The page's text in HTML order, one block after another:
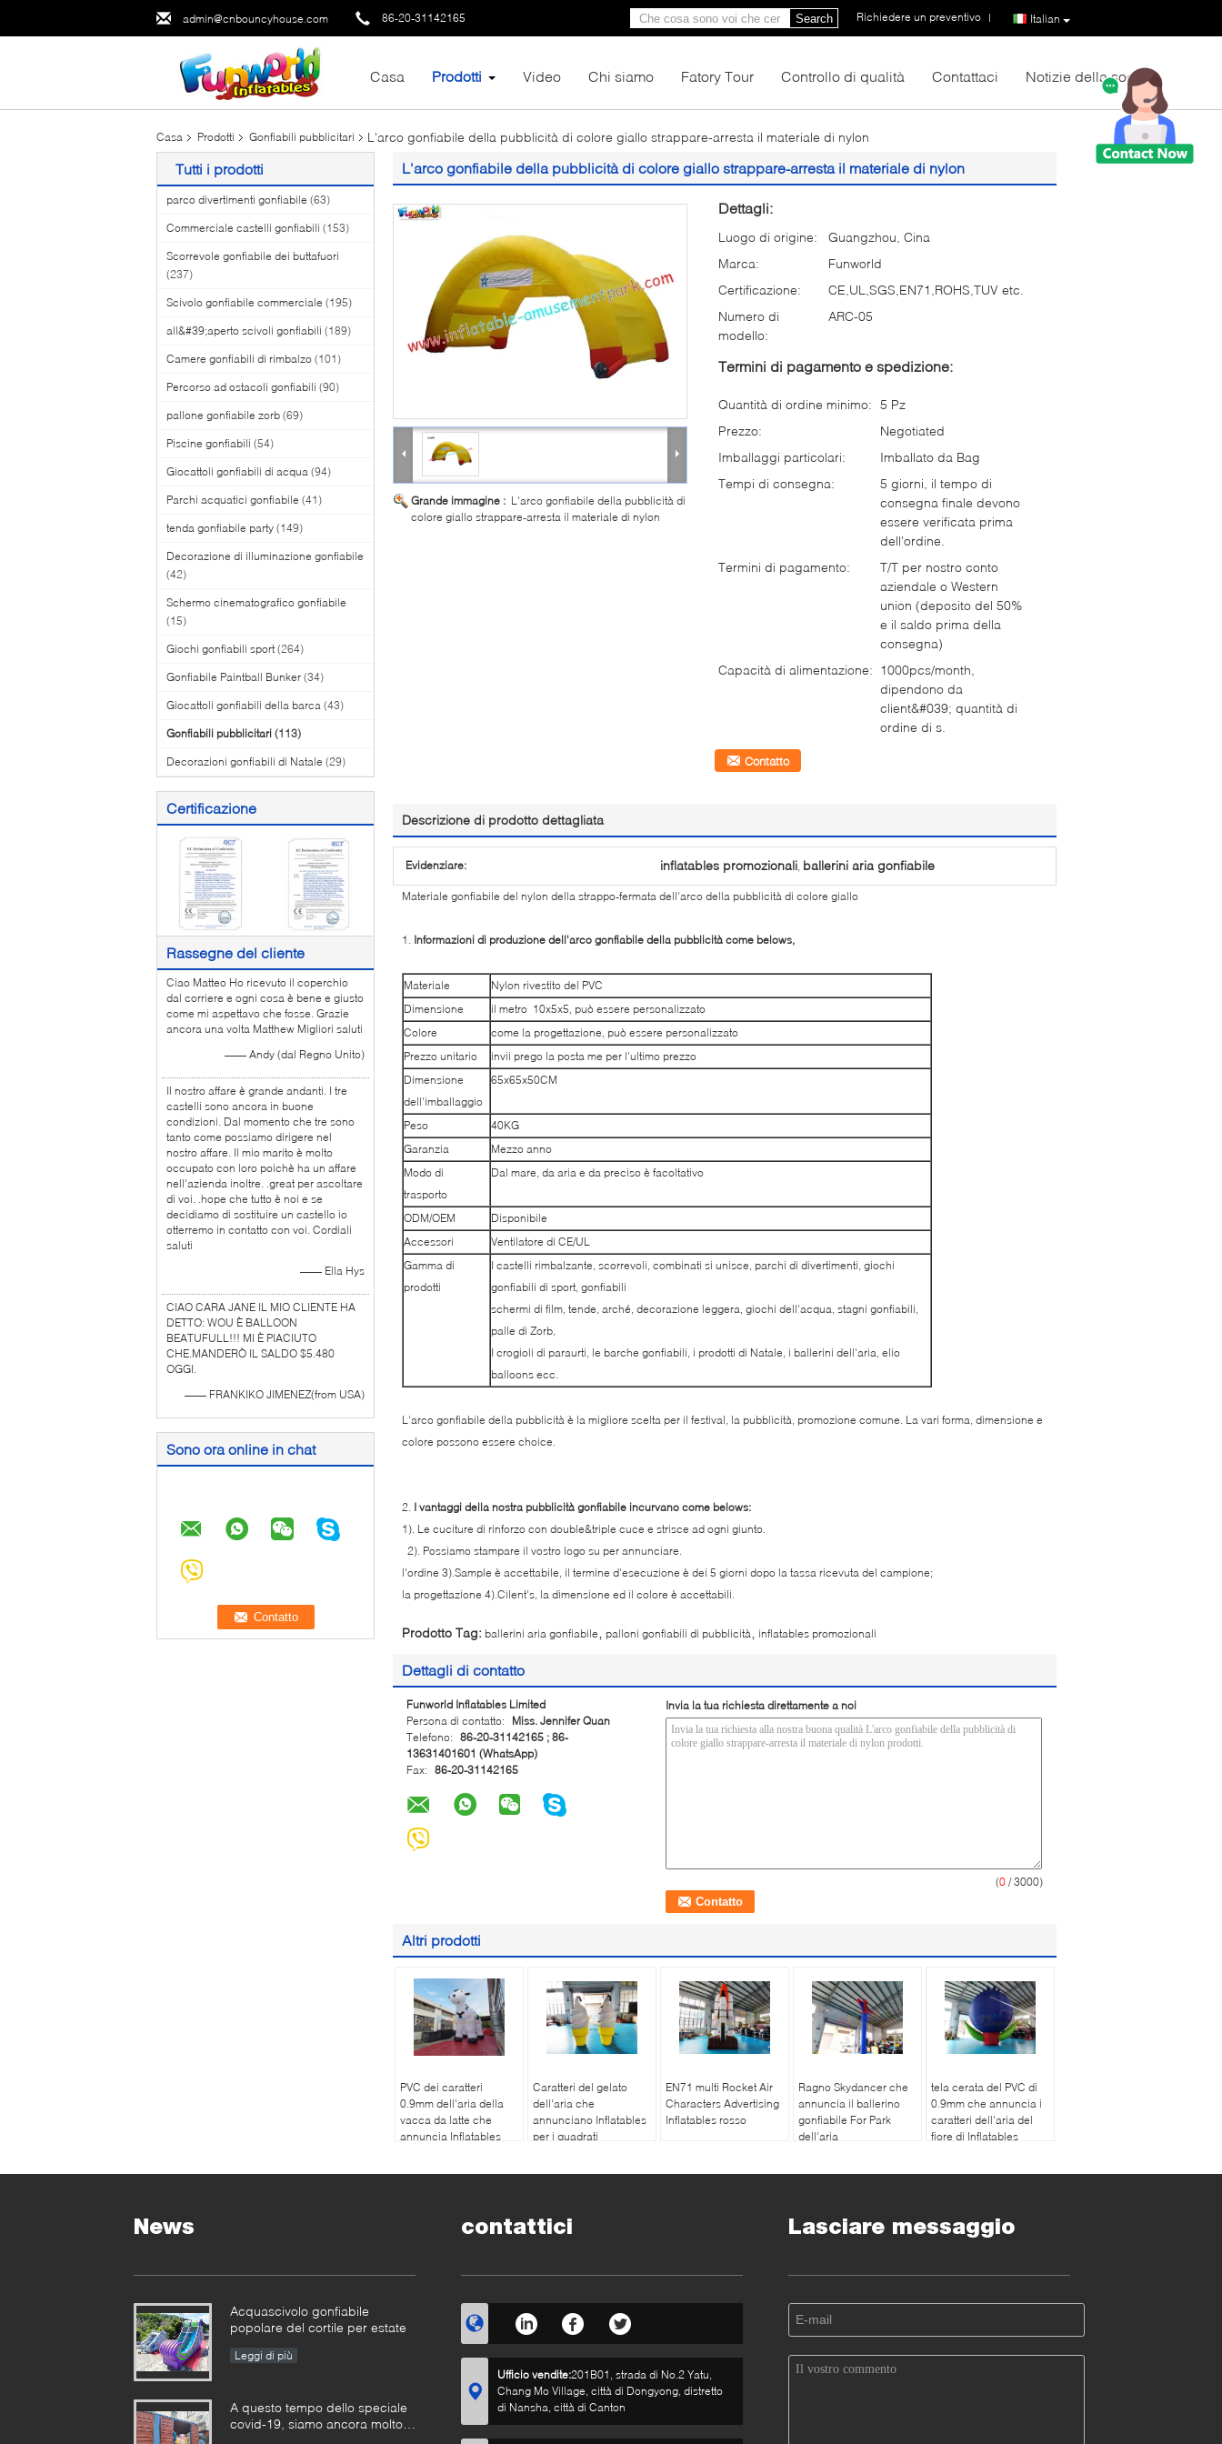
admin@cnbouncyhouse.com 86-20-31142165 Italian
Richiedere un preventivo |
Search
Casa Prodotti Video Chi siamo Fatory Tour Controllo di qualità Contattaci Notizie della società
Casa Prodotti Gonfiabili pubblicitari L'arco gonfiabile della pubblicità di colore giallo strappare-arresta il materiale di nylon
Tutti i prodotti
parco divertimenti gonfiabile (63)
Commerciale castelli gonfiabili (153)
Scorrevole gonfiabile dei buttafuori
(237)
Scivolo gonfiabile commerciale (195)
all&#39;aperto scivoli gonfiabili (189)
Camere gonfiabili di rimbalzo (101)
Percorso ad ostacoli gonfiabili (90)
pallone gonfiabile zorb (69)
Piscine gonfiabili (54)
Giocattoli gonfiabili di acqua (94)
Parchi acquatici gonfiabile (41)
tenda gonfiabile party (149)
Decorazione di illuminazione gonfiabile
(42)
Schermo cinematografico gonfiabile
(15)
Giochi gonfiabili sport (264)
Gonfiabile Paintball Bunker (34)
Giocattoli gonfiabili della barca (43)
Gonfiabili pubblicitari (113)
Decorazioni gonfiabili di Natale (29)
Certificazione
Rassegne del cliente
Ciao Matteo Ho ricevuto il coperchio
dal corriere e ogni cosa è bene e giusto
come mi aspettavo che fosse. Grazie
ancora una volta Matthew Migliori saluti
—— Andy (dal Regno Unito)
Il nostro affare è grande andanti. I tre
castelli sono ancora in buone
condizioni. Dal momento che tre sono
tanto come possiamo dirigere nel
nostro affare. Il mio marito è molto
occupato con loro poichè ha un affare
nell'azienda inoltre. .great per ascoltare
di voi. .hope che tutto è noi e se
decidiamo di sostituire un castello io
otterremo in contatto con voi. Cordiali
saluti
—— Ella Hys
CIAO CARA JANE IL MIO CLIENTE HA
DETTO: WOU È BALLOON
BEATUFULL!!! MI È PIACIUTO
CHE.MANDERÒ IL SALDO $5.480
OGGI.
—— FRANKIKO JIMENEZ(from USA)
Sono ora online in chat
L'arco gonfiabile della pubblicità di colore giallo strappare-arresta il materiale di nylon
Grande immagine : L'arco gonfiabile della pubblicità di
colore giallo strappare-arresta il materiale di nylon
Dettagli:
Luogo di origine:
Guangzhou, Cina
Marca:
Funworld
Certificazione:
CE,UL,SGS,EN71,ROHS,TUV etc.
Numero di
modello:
ARC-05
Termini di pagamento e spedizione:
Quantità di ordine minimo: 5 Pz
Prezzo:
Negotiated
Imballaggi particolari:
Imballato da Bag
Tempi di consegna:
5 giorni, il tempo di
consegna finale devono
essere verificata prima
dell'ordine.
Termini di pagamento:
T/T per nostro conto
aziendale o Western
union (deposito del 50%
e il saldo prima della
consegna)
Capacità di alimentazione: 1000pcs/month,
dipendono da
client&#039; quantità di
ordine di s.
Contatto
Descrizione di prodotto dettagliata
Evidenziare: inflatables promozionali, ballerini aria gonfiabile
Materiale gonfiabile del nylon della strappo-fermata dell'arco della pubblicità di colore giallo
1. Informazioni di produzione dell'arco gonfiabile della pubblicità come belows,
Materiale
Nylon rivestito del PVC
Dimensione
il metro 10x5x5, può essere personalizzato
Colore
come la progettazione, può essere personalizzato
Prezzo unitario
invii prego la posta me per l'ultimo prezzo
Dimensione
dell'imballaggio
65x65x50CM
Peso
40KG
Garanzia
Mezzo anno
Modo di
trasporto
Dal mare, da aria e da preciso è facoltativo
ODM/OEM
Disponibile
Accessori
Ventilatore di CE/UL
Gamma di
prodotti
I castelli rimbalzante, scorrevoli, combinati si unisce, parchi di divertimenti, giochi
gonfiabili di sport, gonfiabili
schermi di film, tende, arché, decorazione leggera, giochi dell'acqua, stagni gonfiabili,
palle di Zorb,
I crogioli di paraurti, le barche gonfiabili, i prodotti di Natale, i ballerini dell'aria, elio
balloons ecc.
L'arco gonfiabile della pubblicità è la migliore scelta per il festival, la pubblicità, promozione comune. La vari forma, dimensione e
colore possono essere choice.
2. I vantaggi della nostra pubblicità gonfiabile incurvano come belows:
1). Le cuciture di rinforzo con double&triple cuce e strisce ad ogni giunto.
2). Possiamo stampare il vostro logo su per annunciare.
l'ordine 3).Sample è accettabile, il termine d'esecuzione è dei 5 giorni dopo la tassa ricevuta del campione;
la progettazione 4).Cilent's, la dimensione ed il colore è accettabili.
Prodotto Tag: ballerini aria gonfiabile palloni gonfiabili di pubblicità inflatables promozionali
Dettagli di contatto
Funworld Inflatables Limited
Persona di contatto:
Miss. Jennifer Quan
Telefono: 86-20-31142165 ; 86-
13631401601 (WhatsApp)
Fax: 86-20-31142165
Invia la tua richiesta direttamente a noi
(0 / 3000)
Altri prodotti
PVC dei caratteri
0.9mm dell'aria della
vacca da latte che
annuncia Inflatables
Caratteri del gelato
dell'aria che
annunciano Inflatables
per i quadrati
EN71 multi Rocket Air
Characters Advertising
Inflatables rosso
Ragno Skydancer che
annuncia il ballerino
gonfiabile For Park
dell'aria
tela cerata del PVC di
0.9mm che annuncia i
caratteri dell'aria del
fiore di Inflatables
News
Acquascivolo gonfiabile
popolare del cortile per estate
Leggi di più
A questo tempo dello speciale
covid-19, siamo ancora molto
contattici
Ufficio vendite:201B01, strada di No.2 Yatu,
Chang Mo Village, città di Dongyong, distretto
di Nansha, città di Canton
Lasciare messaggio